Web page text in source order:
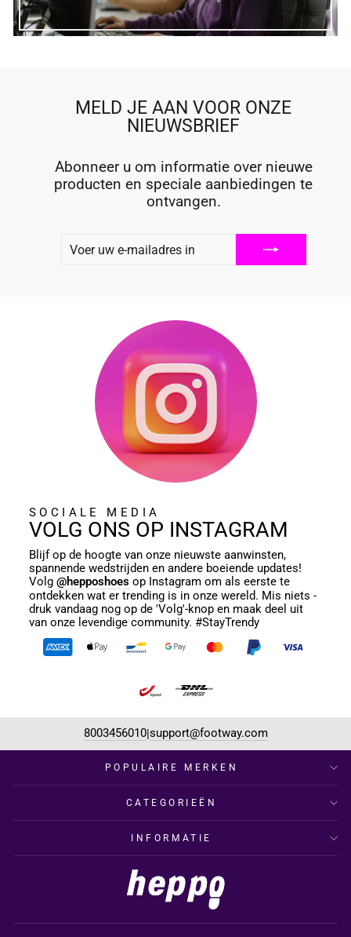
MELD JE AAN VOOR ONZE
NIEUWSBRIEF
Abonneer u om informatie over nieuwe
producten en speciale aanbiedingen te
ontvangen.
UW
SOCIALE MEDIA
VOLG ONS OP INSTAGRAM
Blijf op de hoogte van onze nieuwste aanwinsten,
spannende wedstrijden en andere boeiende updates!
Volg @hepposhoes op Instagram om als eerste te
ontdekken wat er trending is in onze wereld. Mis niets -
druk vandaag nog op de 'Volg'-knop en maak deel uit
van onze levendige community. #StayTrendy
8003456010|support@footway.com
POPULAIRE MERKEN
CATEGORIEËN
INFORMATIE